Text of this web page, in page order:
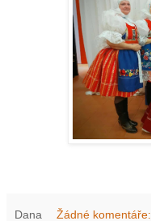
Dana Žádné komentáře: